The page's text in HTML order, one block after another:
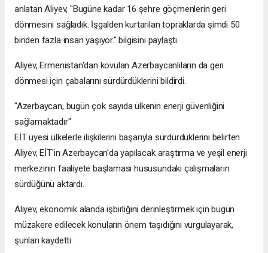
anlatan Aliyev, "Bugüne kadar 16 şehre göçmenlerin geri
dönmesini sağladık. İşgalden kurtarılan topraklarda şimdi 50
binden fazla insan yaşıyor." bilgisini paylaştı.
Aliyev, Ermenistan'dan kovulan Azerbaycanlıların da geri
dönmesi için çabalarını sürdürdüklerini bildirdi.
"Azerbaycan, bugün çok sayıda ülkenin enerji güvenliğini
sağlamaktadır"
EİT üyesi ülkelerle ilişkilerini başarıyla sürdürdüklerini belirten
Aliyev, EİT'in Azerbaycan'da yapılacak araştırma ve yeşil enerji
merkezinin faaliyete başlaması hususundaki çalışmaların
sürdüğünü aktardı.
Aliyev, ekonomik alanda işbirliğini derinleştirmek için bugün
müzakere edilecek konuların önem taşıdığını vurgulayarak,
şunları kaydetti: